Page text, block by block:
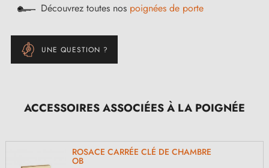
Découvrez toutes nos poignées de porte
UNE QUESTION ?
ACCESSOIRES ASSOCIÉES À LA POIGNÉE
ROSACE CARRÉE CLÉ DE CHAMBRE
OB